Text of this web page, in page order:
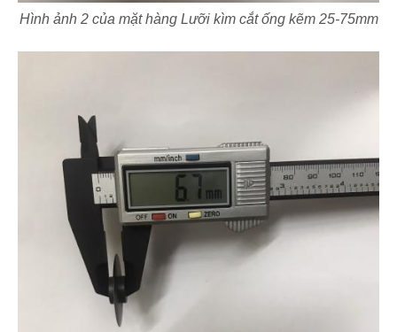
Hình ảnh 2 của mặt hàng Lưỡi kìm cắt ống kẽm 25-75mm